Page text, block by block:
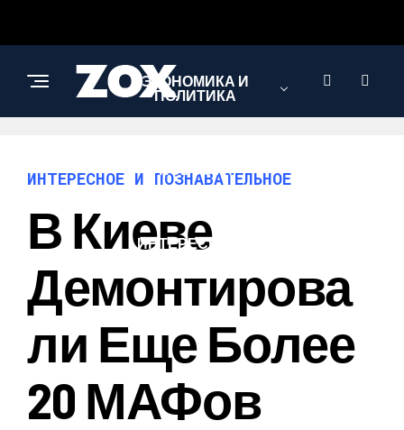
ЭКОНОМИКА И
ПОЛИТИКА
НОВОСТИ
ИНТЕРЕСНОЕ И
ИНТЕРЕСНОЕ И ПОЗНАВАТЕЛЬНОЕ
В Киеве
Демонтирова
Ли Еще Более
20 МАФов